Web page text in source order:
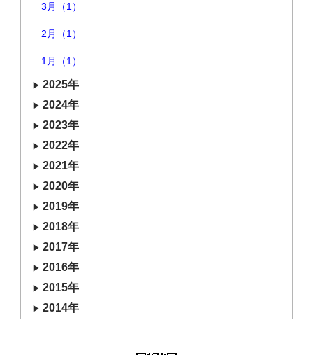
3月（1）
2月（1）
1月（1）
2025年
2024年
2023年
2022年
2021年
2020年
2019年
2018年
2017年
2016年
2015年
2014年